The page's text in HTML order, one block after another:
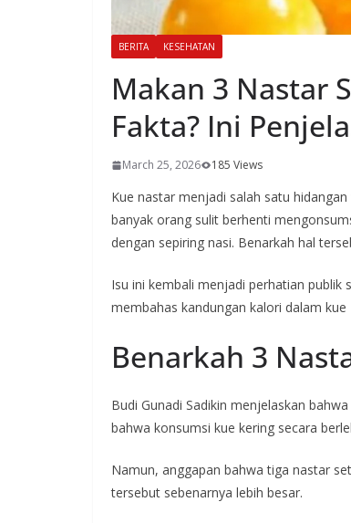
BERITA KESEHATAN
Makan 3 Nastar
Fakta? Ini
March 25, 2026 185 Views
Kue nastar menjadi salah satu
banyak orang sulit berhenti
dengan sepiring nasi. Benarkah hal
Isu ini kembali menjadi perhatian publik
membahas kandungan kalori dalam kue
Benarkah 3
Budi Gunadi Sadikin menjelaskan
bahwa konsumsi kue kering secara
Namun, anggapan bahwa tiga nastar
tersebut sebenarnya lebih besar.